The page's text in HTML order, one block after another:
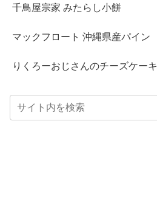
千鳥屋宗家 みたらし小餅
マックフロート 沖縄県産パイン
りくろーおじさんのチーズケーキ